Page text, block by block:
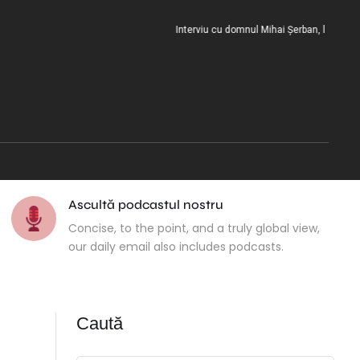
Interviu cu domnul Mihai Șerban, la încheierea
Ascultă podcastul nostru
Concise, to the point, and a truly global view,
our daily email also includes podcasts.
Caută